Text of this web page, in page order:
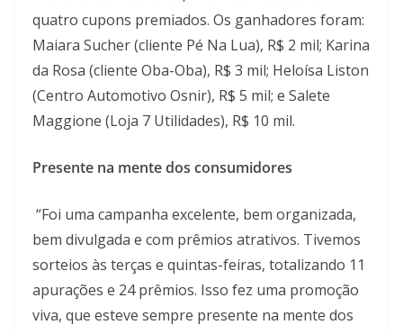
quatro cupons premiados. Os ganhadores foram:
Maiara Sucher (cliente Pé Na Lua), R$ 2 mil; Karina
da Rosa (cliente Oba-Oba), R$ 3 mil; Heloísa Liston
(Centro Automotivo Osnir), R$ 5 mil; e Salete
Maggione (Loja 7 Utilidades), R$ 10 mil.
Presente na mente dos consumidores
“Foi uma campanha excelente, bem organizada,
bem divulgada e com prêmios atrativos. Tivemos
sorteios às terças e quintas-feiras, totalizando 11
apurações e 24 prêmios. Isso fez uma promoção
viva, que esteve sempre presente na mente dos